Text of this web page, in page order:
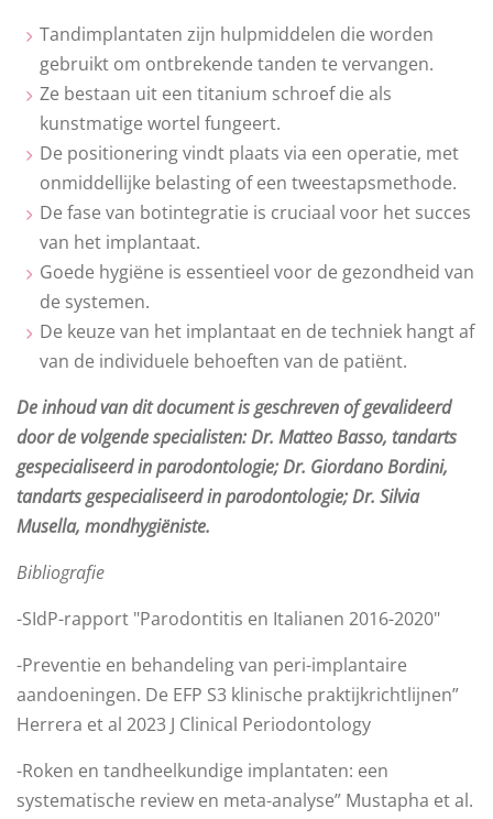
Tandimplantaten zijn hulpmiddelen die worden
gebruikt om ontbrekende tanden te vervangen.
Ze bestaan ​​uit een titanium schroef die als
kunstmatige wortel fungeert.
De positionering vindt plaats via een operatie, met
onmiddellijke belasting of een tweestapsmethode.
De fase van botintegratie is cruciaal voor het succes
van het implantaat.
Goede hygiëne is essentieel voor de gezondheid van
de systemen.
De keuze van het implantaat en de techniek hangt af
van de individuele behoeften van de patiënt.
De inhoud van dit document is geschreven of gevalideerd
door de volgende specialisten: Dr. Matteo Basso, tandarts
gespecialiseerd in parodontologie; Dr. Giordano Bordini,
tandarts gespecialiseerd in parodontologie; Dr. Silvia
Musella, mondhygiëniste.
Bibliografie
-SIdP-rapport "Parodontitis en Italianen 2016-2020"
-Preventie en behandeling van peri-implantaire
aandoeningen. De EFP S3 klinische praktijkrichtlijnen”
Herrera et al 2023 J Clinical Periodontology
-Roken en tandheelkundige implantaten: een
systematische review en meta-analyse” Mustapha et al.